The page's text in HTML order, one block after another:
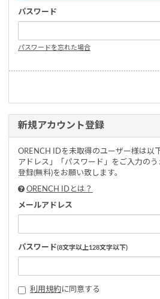
パスワード
パスワードを忘れた場合
新規アカウント登録
ORENCH IDを未取得のユーザー様は以
アドレス」「パスワード」をご入力の
登録(無料)をお願い致します。
ORENCH IDとは？
メールアドレス
パスワード(8文字以上128文字以下)
利用規約に同意する